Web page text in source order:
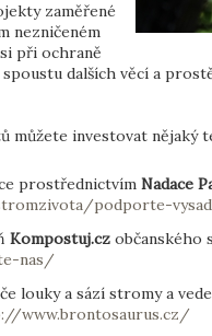
zaměřené
nezničeném
při ochraně
dalších věcí a
investovat nějaký
prostřednictvím Nadace
podporte-
Kompostuj.czobčanského
nas/
louky a sází stromy a
www.brontosaurus.cz/